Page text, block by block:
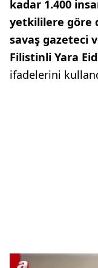
kadar 1.400
yetkililere göre
savaş gazeteci
Filistinli Yara
ifadelerini